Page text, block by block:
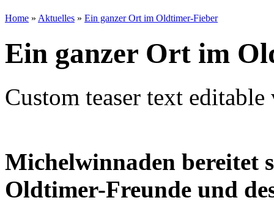
Home » Aktuelles » Ein ganzer Ort im Oldtimer-Fieber
Ein ganzer Ort im
Custom teaser text
Michelwinnaden bereitet
Oldtimer-Freunde und